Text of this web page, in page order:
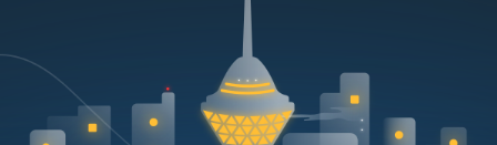
سیم و کابل‌ها در ایران بوده و بسیار محبوب هستند. این سیم و کابل‌ها
در دو نوع تخت و گرد تولید شده و موارد استفاده فراوانی دارند. از این
سیم و کابل‌ها در موارد اداری و خانگی استفاده می‌شود. یکی از تقلب‌ها
و دست‌کاری‌هایی که در صنعت برق و ساختمان صورت می‌پذیرد،
جابه‌جایی محصول و استفاده ابزاری از برند سیم و کابل سمنان است.